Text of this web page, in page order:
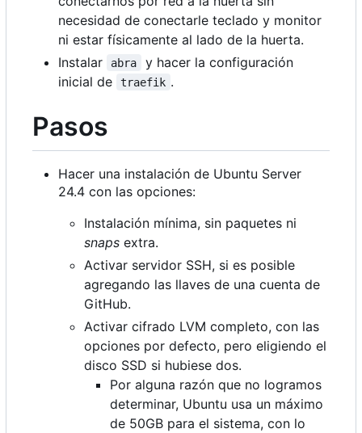
necesidad de conectarle teclado y monitor
ni estar físicamente al lado de la huerta.
Instalar
abra
y hacer la configuración
inicial de
traefik .
Pasos
Hacer una instalación de Ubuntu Server
24.4 con las opciones:
Instalación mínima, sin paquetes ni
snaps extra.
Activar servidor SSH, si es posible
agregando las llaves de una cuenta de
GitHub.
Activar cifrado LVM completo, con las
opciones por defecto, pero eligiendo el
disco SSD si hubiese dos.
Por alguna razón que no logramos
determinar, Ubuntu usa un máximo
de 50GB para el sistema, con lo